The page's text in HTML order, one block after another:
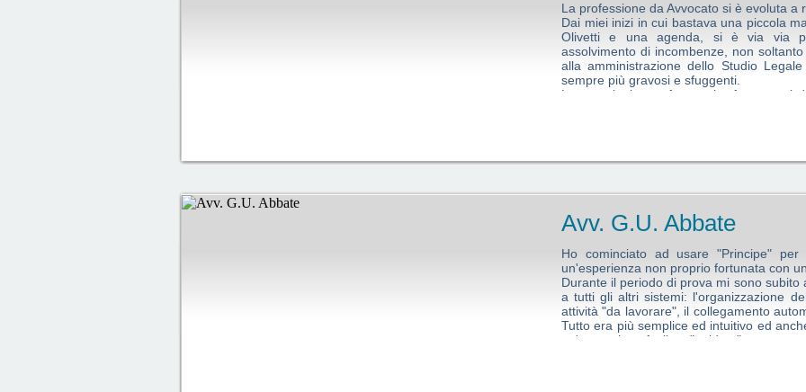
La professione da Avvocato si è evoluta a
Dai miei inizi in cui bastava una piccola
Olivetti e una agenda, si è via via
assolvimento di incombenze, non
alla amministrazione dello Studio
sempre più gravosi e sfuggenti.
La tecnologia per fortuna ha fatto passi
quindi, ai pc. Gianvito Cuccia l’ho
software per studio legale e devo dargli
Avv. G.U. Abbate
Ho cominciato ad usare "Principe"
un'esperienza non proprio fortunata con
Durante il periodo di prova mi sono
a tutti gli altri sistemi: l'organizzazione
attività "da lavorare", il collegamento
Tutto era più semplice ed intuitivo ed
un'operazione facile e "guidata".
degli atti telematici ed ho avuto modo di
con altri più blasonati in